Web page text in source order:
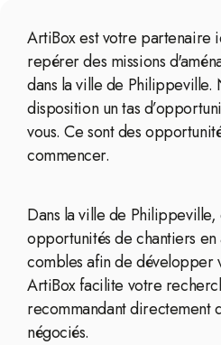
ArtiBox est votre partenaire
repérer des missions
dans la ville de Philippeville.
disposition un tas
vous. Ce sont des
commencer.
Dans la ville de
opportunités de chantiers
combles afin de développer
ArtiBox facilite votre
recommandant directement
négociés.